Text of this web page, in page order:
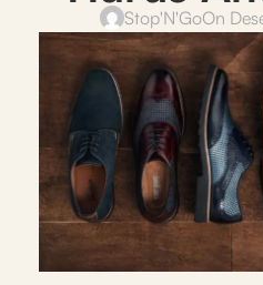
Stop'N'GoOn